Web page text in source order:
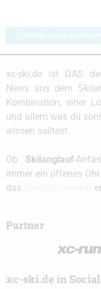
Schreibe einen
xc-ski.de ist DAS
News aus dem
Kombination, einer
und allem was du
wissen solltest.
Ob Skilanglauf-
immer ein offenes
das
Partner
xc-ski.de in